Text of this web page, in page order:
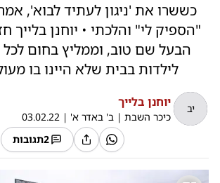
כששרו את 'ניגון לעתיד לבוא',
"הספיק לי" והלכתי • יוחנן
הבעל שם טוב, וממליץ בחום לכל
לילדות בבית שלא היינו בו
יב יוחנן בלייך
כיכר השבת | ב' באדר א' |
03.02.22
2תגובות